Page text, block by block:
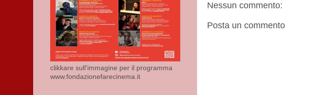
Nessun commento:
Posta un commento
clikkare sull'immagine per il programma
www.fondazionefarecinema.it